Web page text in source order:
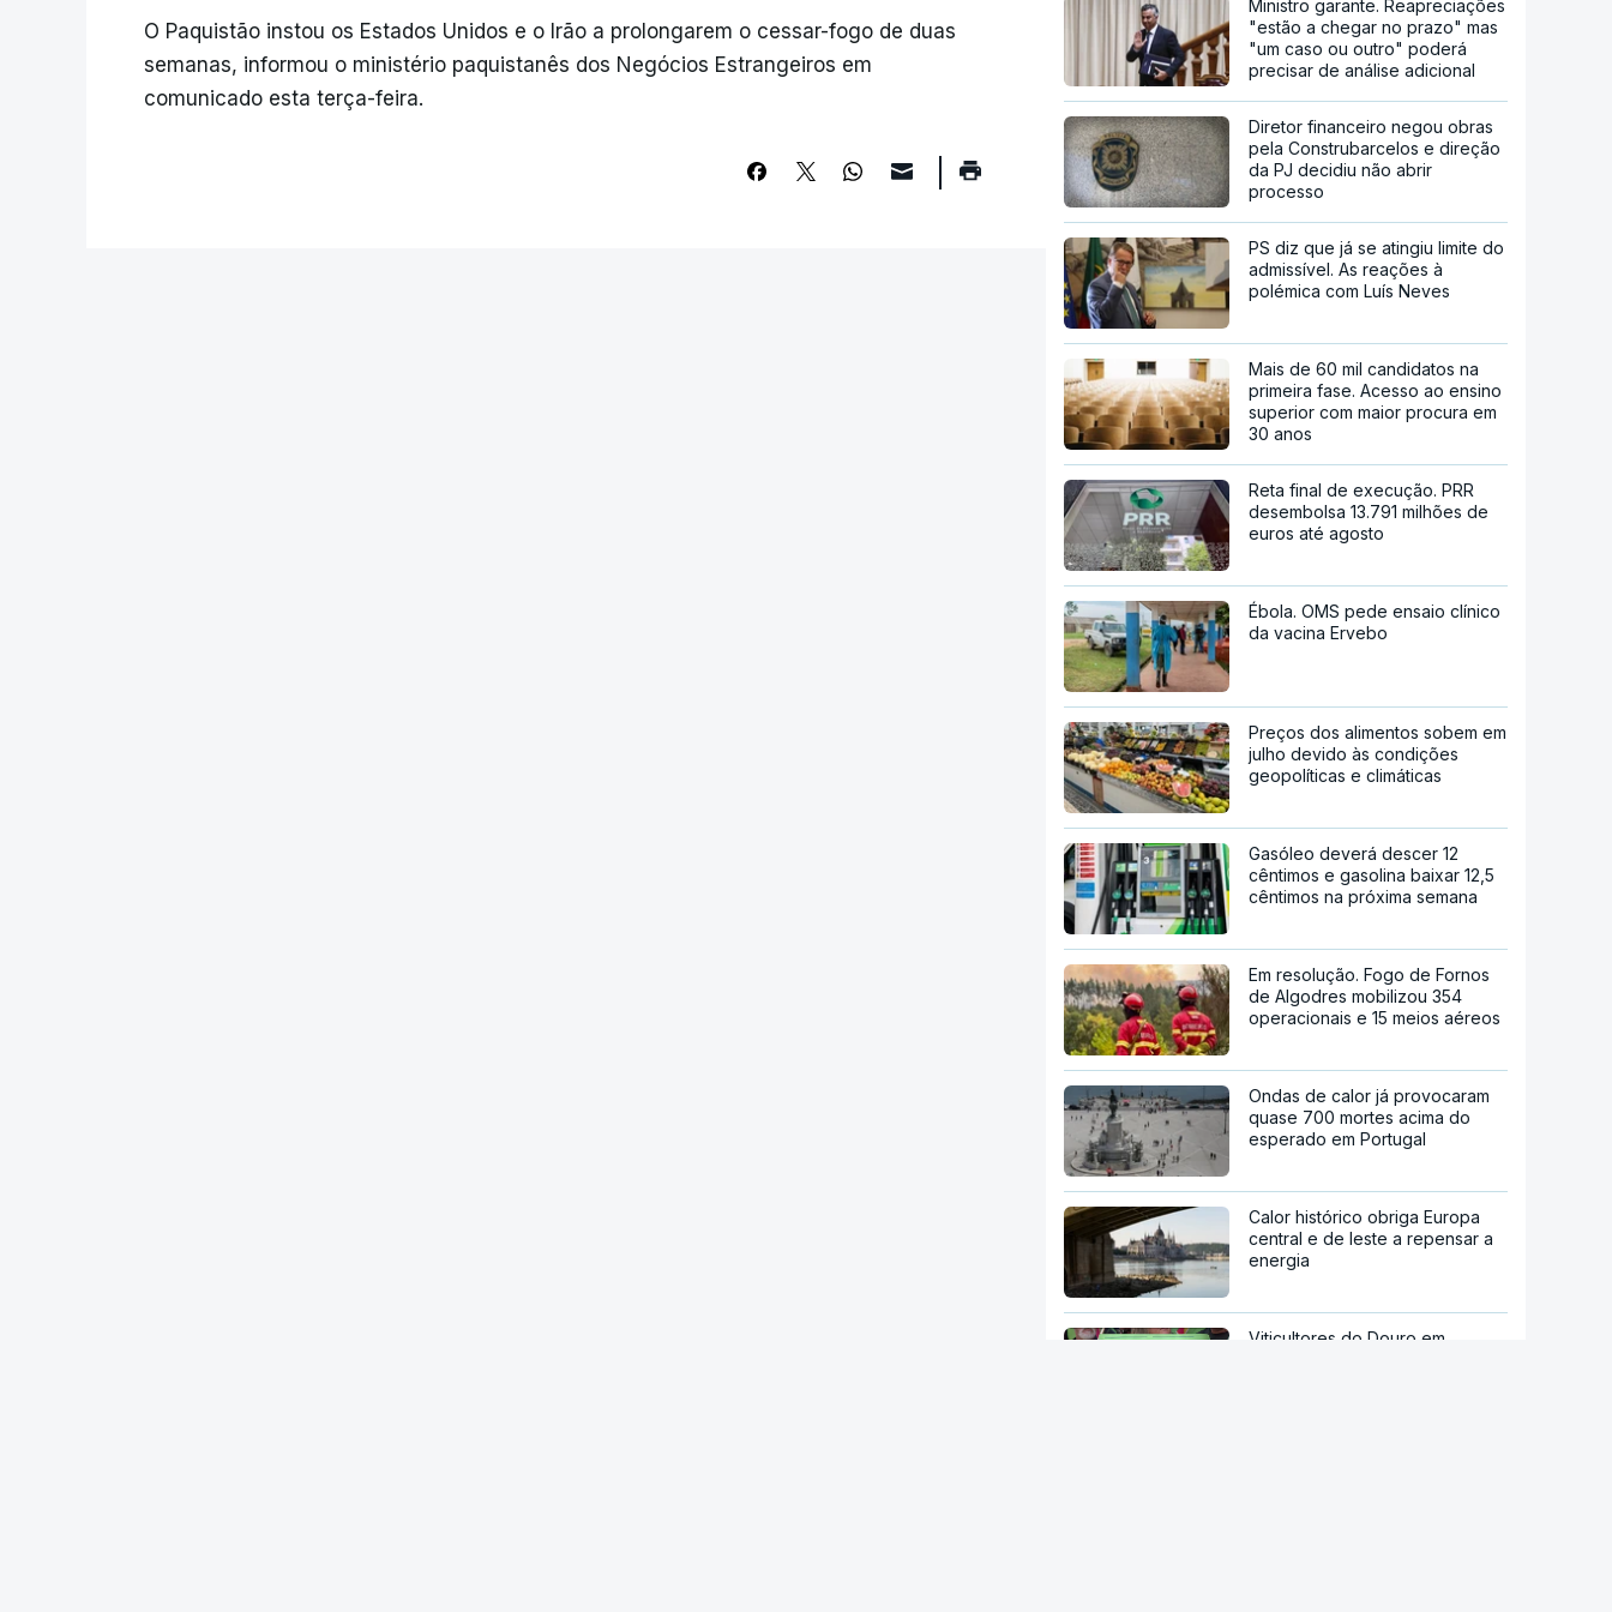
O Paquistão instou os Estados Unidos e o Irão a prolongarem o cessar-fogo de duas
semanas, informou o ministério paquistanês dos Negócios Estrangeiros em
comunicado esta terça-feira.
Ministro garante. Reapreciações
"estão a chegar no prazo" mas
"um caso ou outro" poderá
precisar de análise adicional
Diretor financeiro negou obras
pela Construbarcelos e direção
da PJ decidiu não abrir
processo
PS diz que já se atingiu limite do
admissível. As reações à
polémica com Luís Neves
Mais de 60 mil candidatos na
primeira fase. Acesso ao ensino
superior com maior procura em
30 anos
Reta final de execução. PRR
desembolsa 13.791 milhões de
euros até agosto
Ébola. OMS pede ensaio clínico
da vacina Ervebo
Preços dos alimentos sobem em
julho devido às condições
geopolíticas e climáticas
Gasóleo deverá descer 12
cêntimos e gasolina baixar 12,5
cêntimos na próxima semana
Em resolução. Fogo de Fornos
de Algodres mobilizou 354
operacionais e 15 meios aéreos
Ondas de calor já provocaram
quase 700 mortes acima do
esperado em Portugal
Calor histórico obriga Europa
central e de leste a repensar a
energia
Viticultores do Douro em